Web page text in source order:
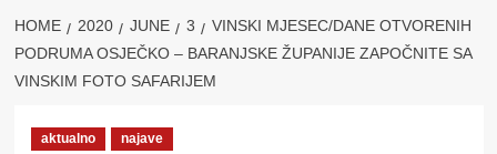
HOME 2020 JUNE 3
VINSKI MJESEC/DANE OTVORENIH
PODRUMA OSJEČKO – BARANJSKE ŽUPANIJE ZAPOČNITE SA
VINSKIM FOTO SAFARIJEM
aktualno najave